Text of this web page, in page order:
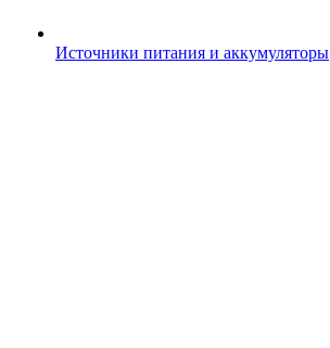
Источники питания и аккумуляторы